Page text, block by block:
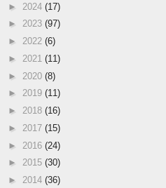
► 2024 (17)
► 2023 (97)
► 2022 (6)
► 2021 (11)
► 2020 (8)
► 2019 (11)
► 2018 (16)
► 2017 (15)
► 2016 (24)
► 2015 (30)
► 2014 (36)